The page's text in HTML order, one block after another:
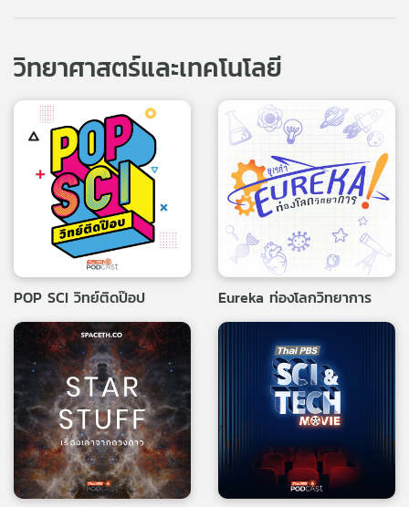
วิทยาศาสตร์และเทคโนโลยี
POP SCI วิทย์ติดป๊อป Eureka ท่องโลกวิทยาการ